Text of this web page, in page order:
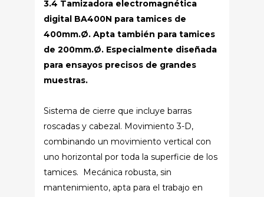
3.4 Tamizadora electromagnética
digital BA400N para tamices de
400mm.Ø. Apta también para tamices
de 200mm.Ø. Especialmente diseñada
para ensayos precisos de grandes
muestras.
Sistema de cierre que incluye barras
roscadas y cabezal. Movimiento 3-D,
combinando un movimiento vertical con
uno horizontal por toda la superficie de los
tamices. Mecánica robusta, sin
mantenimiento, apta para el trabajo en